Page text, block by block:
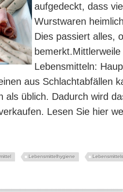
aufgedeckt, dass
Wurstwaren
Dies passiert alles,
Lebensmitteln:
aus Schlachtabfällen
als üblich. Dadurch wird
Lesen Sie hier
Lebensmittelhygiene